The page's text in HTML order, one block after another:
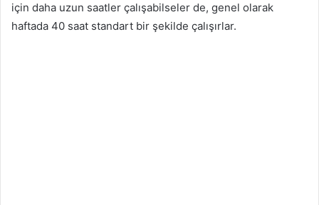
için daha uzun saatler çalışabilseler de, genel olarak
haftada 40 saat standart bir şekilde çalışırlar.